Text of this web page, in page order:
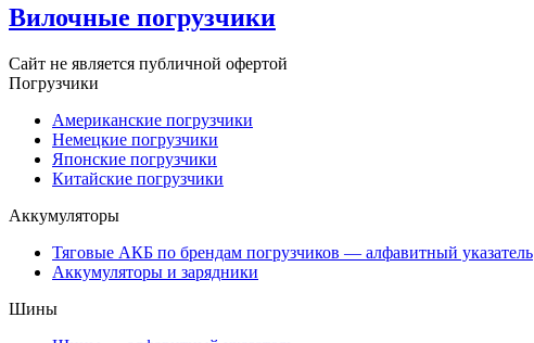
Вилочные погрузчики
Сайт не является публичной офертой
Погрузчики
Американские погрузчики
Немецкие погрузчики
Японские погрузчики
Китайские погрузчики
Аккумуляторы
Тяговые АКБ по брендам погрузчиков — алфавитный указатель
Аккумуляторы и зарядники
Шины